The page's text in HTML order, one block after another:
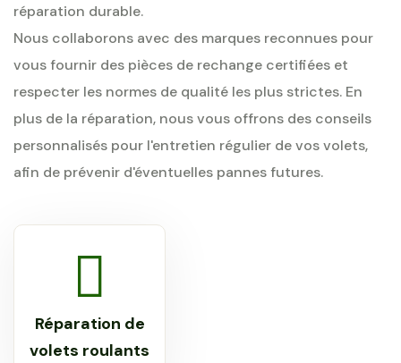
réparation durable.
Nous collaborons avec des marques reconnues pour
vous fournir des pièces de rechange certifiées et
respecter les normes de qualité les plus strictes. En
plus de la réparation, nous vous offrons des conseils
personnalisés pour l'entretien régulier de vos volets,
afin de prévenir d'éventuelles pannes futures.
Réparation de
volets roulants